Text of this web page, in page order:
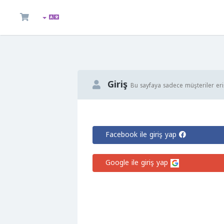
Giriş Bu sayfaya sadece müşteriler
Facebook ile giriş yap
Google ile giriş yap